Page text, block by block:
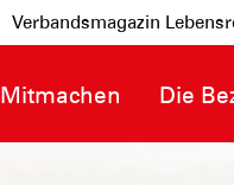
Verbandsmagazin
Mitmachen Die